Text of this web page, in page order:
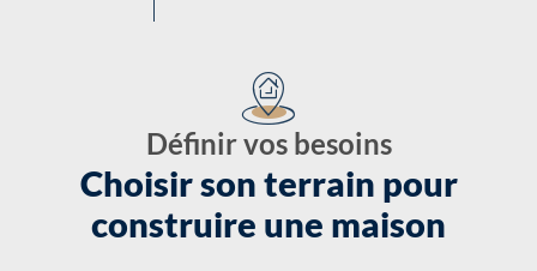
Définir vos besoins
Choisir son terrain pour
construire une maison